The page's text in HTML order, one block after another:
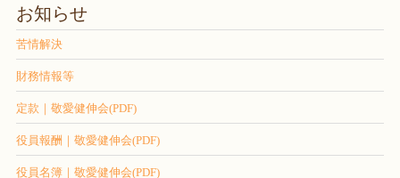
お知らせ
苦情解決
財務情報等
定款｜敬愛健伸会(PDF)
役員報酬｜敬愛健伸会(PDF)
役員名簿｜敬愛健伸会(PDF)